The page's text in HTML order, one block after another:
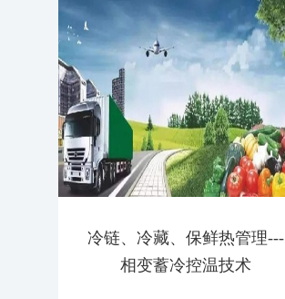
冷链、冷藏、保鲜热管理---
相变蓄冷控温技术